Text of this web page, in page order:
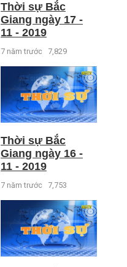
Thời sự Bắc
Giang ngày 17 -
11 - 2019
7 năm trước 7,829
Thời sự Bắc
Giang ngày 16 -
11 - 2019
7 năm trước 7,753